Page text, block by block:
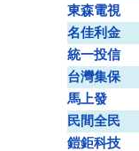
東森電視
名佳利金
統一投信
台灣集保
馬上發
民間全民
鎧鉅科技